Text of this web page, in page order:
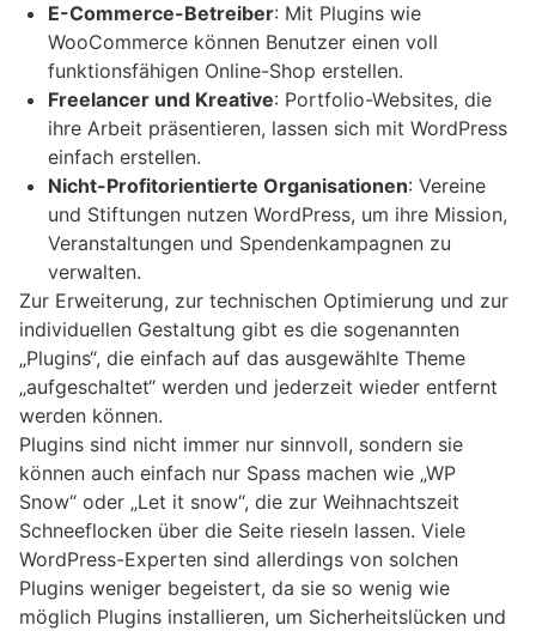
E-Commerce-Betreiber: Mit Plugins wie
WooCommerce können Benutzer einen voll
funktionsfähigen Online-Shop erstellen.
Freelancer und Kreative: Portfolio-Websites, die
ihre Arbeit präsentieren, lassen sich mit WordPress
einfach erstellen.
Nicht-Profitorientierte Organisationen: Vereine
und Stiftungen nutzen WordPress, um ihre Mission,
Veranstaltungen und Spendenkampagnen zu
verwalten.
Zur Erweiterung, zur technischen Optimierung und zur
individuellen Gestaltung gibt es die sogenannten
„Plugins“, die einfach auf das ausgewählte Theme
„aufgeschaltet“ werden und jederzeit wieder entfernt
werden können.
Plugins sind nicht immer nur sinnvoll, sondern sie
können auch einfach nur Spass machen wie „WP
Snow“ oder „Let it snow“, die zur Weihnachtszeit
Schneeflocken über die Seite rieseln lassen. Viele
WordPress-Experten sind allerdings von solchen
Plugins weniger begeistert, da sie so wenig wie
möglich Plugins installieren, um Sicherheitslücken und